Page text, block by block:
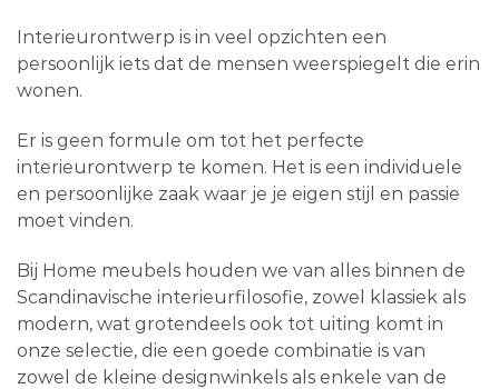
Interieurontwerp is in veel opzichten een
persoonlijk iets dat de mensen weerspiegelt die erin
wonen.
Er is geen formule om tot het perfecte
interieurontwerp te komen. Het is een individuele
en persoonlijke zaak waar je je eigen stijl en passie
moet vinden.
Bij Home meubels houden we van alles binnen de
Scandinavische interieurfilosofie, zowel klassiek als
modern, wat grotendeels ook tot uiting komt in
onze selectie, die een goede combinatie is van
zowel de kleine designwinkels als enkele van de